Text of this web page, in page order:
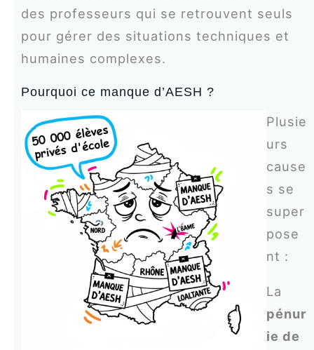
des professeurs qui se retrouvent seuls
pour gérer des situations techniques et
humaines complexes.
Pourquoi ce manque d’AESH ?
Plusie
urs
cause
s se
super
pose
nt :
La
pénur
ie de